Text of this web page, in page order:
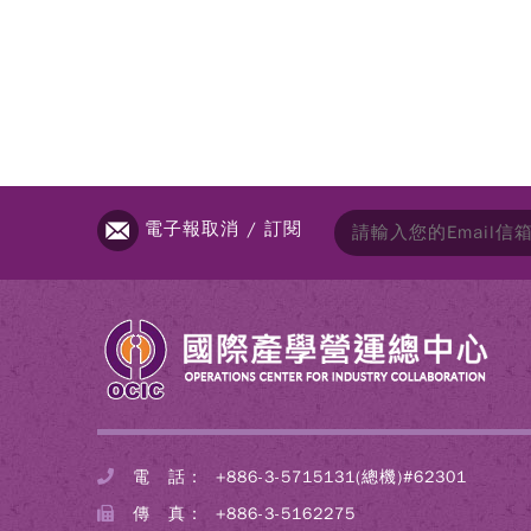
電子報取消 / 訂閱
電 話：
+886-3-5715131(總機)#62301
傳 真：
+886-3-5162275